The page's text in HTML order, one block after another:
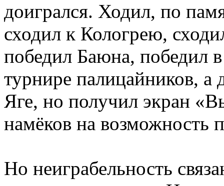
доигрался. Ходил, по
сходил к Кологрею,
победил Баюна, победил
турнире палицайников, а
Яге, но получил экран
намёков на возможность
Но неиграбельность